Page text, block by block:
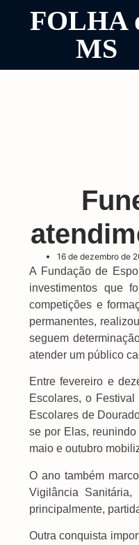
FOLHA
MS
16 de dezembro de
A Fundação de
investimentos que
competições e
permanentes,
seguem
atender um público
Entre fevereiro e
Escolares, o
Escolares de
se por Elas,
maio e outubro
O ano também
Vigilância
principalmente,
Outra conquista